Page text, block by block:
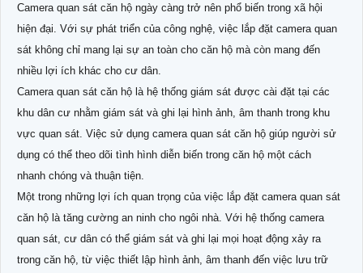
Camera quan sát căn hộ ngày càng trở nên phổ biến trong xã hội
hiện đại. Với sự phát triển của công nghệ, việc lắp đặt camera quan
sát không chỉ mang lại sự an toàn cho căn hộ mà còn mang đến
nhiều lợi ích khác cho cư dân.
Camera quan sát căn hộ là hệ thống giám sát được cài đặt tại các
khu dân cư nhằm giám sát và ghi lại hình ảnh, âm thanh trong khu
vực quan sát. Việc sử dụng camera quan sát căn hộ giúp người sử
dụng có thể theo dõi tình hình diễn biến trong căn hộ một cách
nhanh chóng và thuận tiện.
Một trong những lợi ích quan trọng của việc lắp đặt camera quan sát
căn hộ là tăng cường an ninh cho ngôi nhà. Với hệ thống camera
quan sát, cư dân có thể giám sát và ghi lại mọi hoạt động xảy ra
trong căn hộ, từ việc thiết lập hình ảnh, âm thanh đến việc lưu trữ